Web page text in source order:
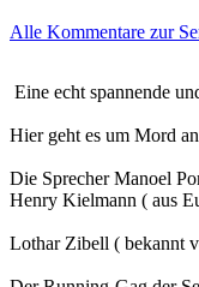
Alle Kommentare zur
Eine echt spannende
Hier geht es um Mord
Die Sprecher Manoel
Henry Kielmann ( aus
Lothar Zibell ( bekannt